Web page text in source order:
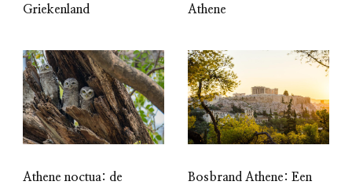
Griekenland
Athene
Athene noctua: de
Bosbrand Athene: Een